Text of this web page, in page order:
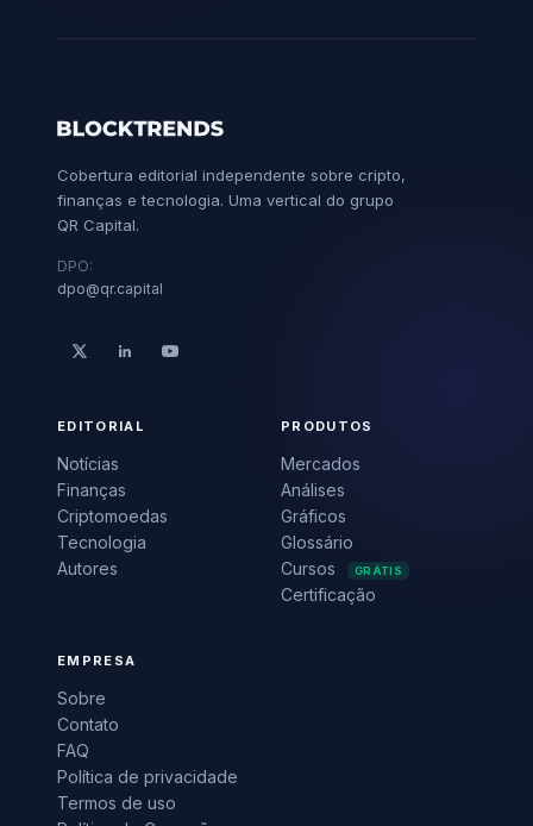
banco alerta para deterioração macro.
6 ago 2026
Foto: Stephen Leonardi / Unsplash
O
bilhões no segundo trimestre. O número
representa alta de 16,2% na comparação
anual e de 3,5% frente ao primeiro
trimestre. O retorno sobre o patrimônio